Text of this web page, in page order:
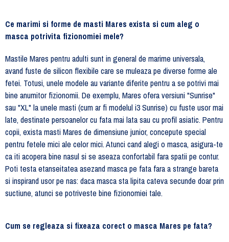
Ce marimi si forme de masti Mares exista si cum aleg o
masca potrivita fizionomiei mele?
Mastile Mares pentru adulti sunt in general de marime universala,
avand fuste de silicon flexibile care se muleaza pe diverse forme ale
fetei. Totusi, unele modele au variante diferite pentru a se potrivi mai
bine anumitor fizionomii. De exemplu, Mares ofera versiuni "Sunrise"
sau "XL" la unele masti (cum ar fi modelul i3 Sunrise) cu fuste usor mai
late, destinate persoanelor cu fata mai lata sau cu profil asiatic. Pentru
copii, exista masti Mares de dimensiune junior, concepute special
pentru fetele mici ale celor mici. Atunci cand alegi o masca, asigura-te
ca iti acopera bine nasul si se aseaza confortabil fara spatii pe contur.
Poti testa etanseitatea asezand masca pe fata fara a strange bareta
si inspirand usor pe nas: daca masca sta lipita cateva secunde doar prin
suctiune, atunci se potriveste bine fizionomiei tale.
Cum se regleaza si fixeaza corect o masca Mares pe fata?